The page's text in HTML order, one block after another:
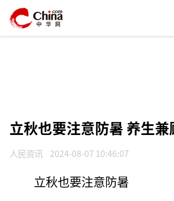
立秋也要注意防暑 养生
人民资讯 2024-08-07 10:46:07
立秋也要注意防暑